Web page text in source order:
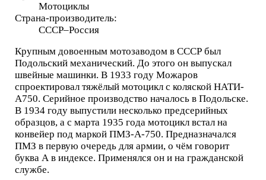
Мотоциклы
Страна-производитель:
СССР–Россия
Крупным довоенным мотозаводом в СССР был
Подольский механический. До этого он выпускал
швейные машинки. В 1933 году Можаров
спроектировал тяжёлый мотоцикл с коляской НАТИ-
А750. Серийное производство началось в Подольске.
В 1934 году выпустили несколько предсерийных
образцов, а с марта 1935 года мотоцикл встал на
конвейер под маркой ПМЗ-А-750. Предназначался
ПМЗ в первую очередь для армии, о чём говорит
буква А в индексе. Применялся он и на гражданской
службе.